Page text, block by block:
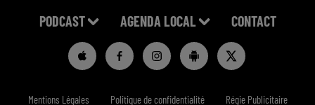
PODCAST AGENDA LOCAL CONTACT
Mentions Légales Politique de confidentialité Régie Publicitaire